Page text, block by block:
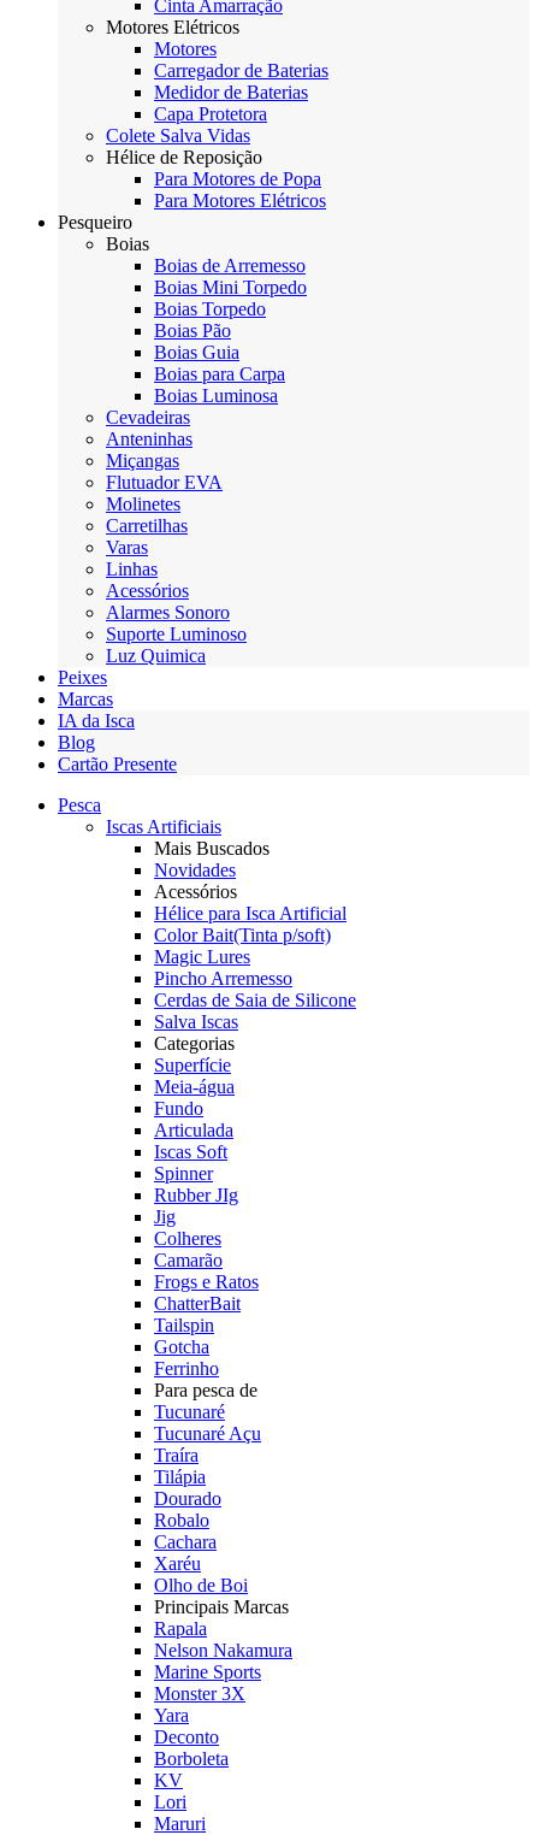
Cinta Amarração
Motores Elétricos
Motores
Carregador de Baterias
Medidor de Baterias
Capa Protetora
Colete Salva Vidas
Hélice de Reposição
Para Motores de Popa
Para Motores Elétricos
Pesqueiro
Boias
Boias de Arremesso
Boias Mini Torpedo
Boias Torpedo
Boias Pão
Boias Guia
Boias para Carpa
Boias Luminosa
Cevadeiras
Anteninhas
Miçangas
Flutuador EVA
Molinetes
Carretilhas
Varas
Linhas
Acessórios
Alarmes Sonoro
Suporte Luminoso
Luz Quimica
Peixes
Marcas
IA da Isca
Blog
Cartão Presente
Pesca
Iscas Artificiais
Mais Buscados
Novidades
Acessórios
Hélice para Isca Artificial
Color Bait(Tinta p/soft)
Magic Lures
Pincho Arremesso
Cerdas de Saia de Silicone
Salva Iscas
Categorias
Superfície
Meia-água
Fundo
Articulada
Iscas Soft
Spinner
Rubber JIg
Jig
Colheres
Camarão
Frogs e Ratos
ChatterBait
Tailspin
Gotcha
Ferrinho
Para pesca de
Tucunaré
Tucunaré Açu
Traíra
Tilápia
Dourado
Robalo
Cachara
Xaréu
Olho de Boi
Principais Marcas
Rapala
Nelson Nakamura
Marine Sports
Monster 3X
Yara
Deconto
Borboleta
KV
Lori
Maruri